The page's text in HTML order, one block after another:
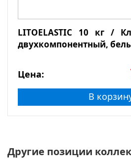
LITOELASTIC 10 кг /
двухкомпонентный,
Цена:
В
Другие позиции